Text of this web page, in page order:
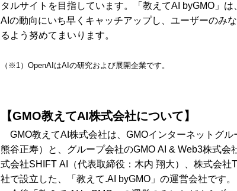
タルサイトを目指しています。「教えてAI byGMO」
AIの動向にいち早くキャッチアップし、ユーザーのみ
るよう努めてまいります。
（※1）OpenAIはAIの研究および展開企業です。
【GMO教えてAI株式会社について】
GMO教えてAI株式会社は、GMOインターネットグル
熊谷正寿）と、グループ会社のGMO AI & Web3株式
式会社SHIFT AI（代表取締役：木内 翔大）、株式会社
社で設立した、「教えて.AI byGMO」の運営会社です。